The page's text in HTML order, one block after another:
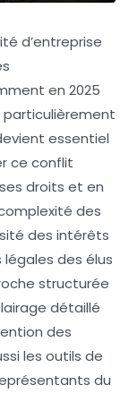
d’entreprise
en 2025
particulièrement
essentiel
ce conflit
droits et en
des
des intérêts
légales des élus
structurée
détaillé
des
les outils de
du